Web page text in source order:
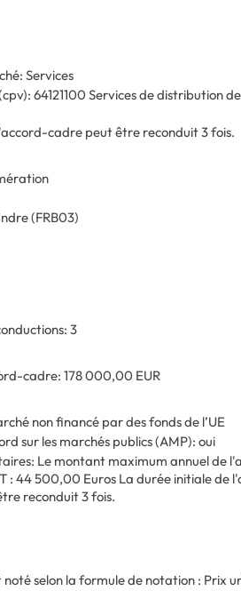
: Services
cpv): 64121100 Services de distribution
cadre peut être reconduit 3 fois.
(FRB03)
: 3
cadre: 178 000,00 EUR
non financé par des fonds de l’UE
sur les marchés publics (AMP): oui
: Le montant maximum annuel de
: 44 500,00 Euros La durée initiale de
reconduit 3 fois.
noté selon la formule de notation : Prix